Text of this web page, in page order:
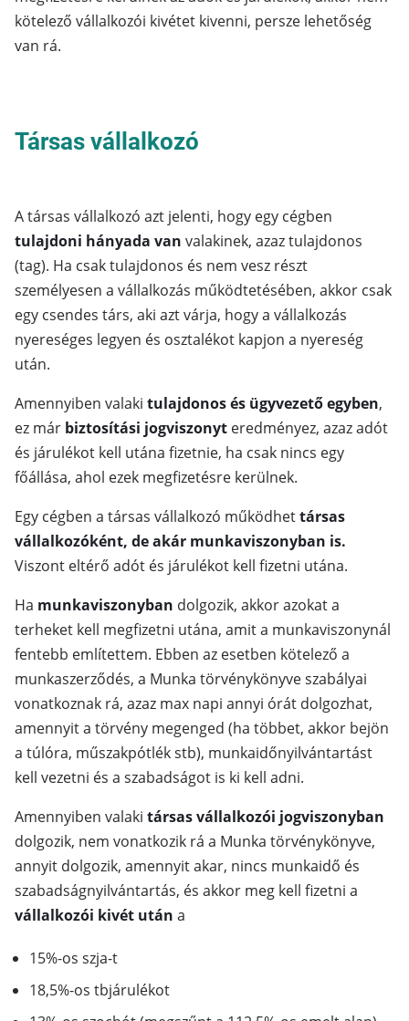
kötelező vállalkozói kivétet kivenni, persze lehetőség
van rá.
Társas vállalkozó
A társas vállalkozó azt jelenti, hogy egy cégben
tulajdoni hányada van valakinek, azaz tulajdonos
(tag). Ha csak tulajdonos és nem vesz részt
személyesen a vállalkozás működtetésében, akkor csak
egy csendes társ, aki azt várja, hogy a vállalkozás
nyereséges legyen és osztalékot kapjon a nyereség
után.
Amennyiben valaki tulajdonos és ügyvezető egyben,
ez már biztosítási jogviszonyt eredményez, azaz adót
és járulékot kell utána fizetnie, ha csak nincs egy
főállása, ahol ezek megfizetésre kerülnek.
Egy cégben a társas vállalkozó működhettársas
vállalkozóként, de akár munkaviszonyban is.
Viszont eltérő adót és járulékot kell fizetni utána.
Ha munkaviszonyban dolgozik, akkor azokat a
terheket kell megfizetni utána, amit a munkaviszonynál
fentebb említettem. Ebben az esetben kötelező a
munkaszerződés, a Munka törvénykönyve szabályai
vonatkoznak rá, azaz max napi annyi órát dolgozhat,
amennyit a törvény megenged (ha többet, akkor bejön
a túlóra, műszakpótlék stb), munkaidőnyilvántartást
kell vezetni és a szabadságot is ki kell adni.
Amennyiben valaki társas vállalkozói jogviszonyban
dolgozik, nem vonatkozik rá a Munka törvénykönyve,
annyit dolgozik, amennyit akar, nincs munkaidő és
szabadságnyilvántartás, és akkor meg kell fizetni a
vállalkozói kivét után a
15%-os szja-t
18,5%-os tbjárulékot